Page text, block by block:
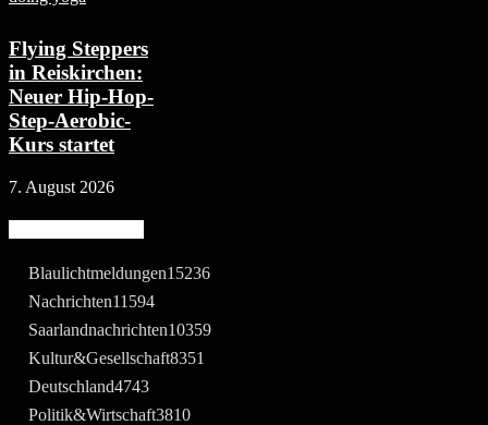
Flying Steppers
in Reiskirchen:
Neuer Hip-Hop-
Step-Aerobic-
Kurs startet
7. August 2026
Blaulichtmeldungen15236
Nachrichten11594
Saarlandnachrichten10359
Kultur&Gesellschaft8351
Deutschland4743
Politik&Wirtschaft3810